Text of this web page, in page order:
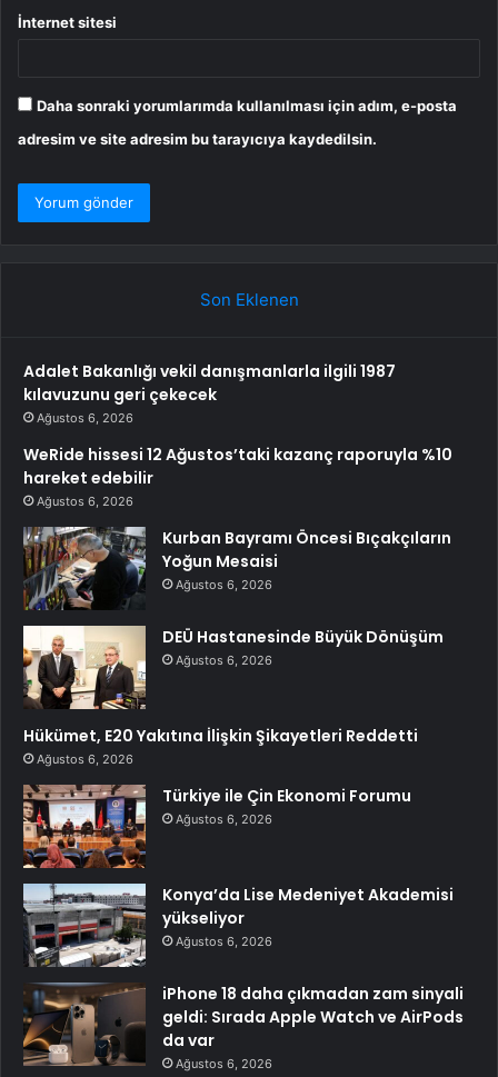
İnternet sitesi
Daha sonraki yorumlarımda kullanılması için adım, e-posta
adresim ve site adresim bu tarayıcıya kaydedilsin.
Son Eklenen
Adalet Bakanlığı vekil danışmanlarla ilgili 1987
kılavuzunu geri çekecek
Ağustos 6, 2026
WeRide hissesi 12 Ağustos’taki kazanç raporuyla %10
hareket edebilir
Ağustos 6, 2026
Kurban Bayramı Öncesi Bıçakçıların
Yoğun Mesaisi
Ağustos 6, 2026
DEÜ Hastanesinde Büyük Dönüşüm
Ağustos 6, 2026
Hükümet, E20 Yakıtına İlişkin Şikayetleri Reddetti
Ağustos 6, 2026
Türkiye ile Çin Ekonomi Forumu
Ağustos 6, 2026
Konya’da Lise Medeniyet Akademisi
yükseliyor
Ağustos 6, 2026
iPhone 18 daha çıkmadan zam sinyali
geldi: Sırada Apple Watch ve AirPods
da var
Ağustos 6, 2026